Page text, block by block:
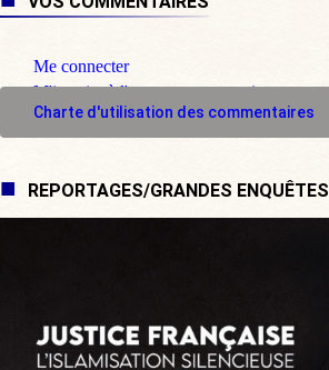
Me connecter
M'inscrire à l'espace commentaire
Charte d'utilisation des commentaires
REPORTAGES/GRANDES ENQUÊTES